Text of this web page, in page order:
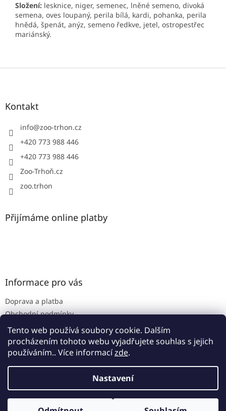
Tento web používá soubory cookie. Dalším
procházením tohoto webu vyjadřujete souhlas s jejich
používáním.. Více informacízde.
Nastavení
Složení: lesknice, niger, semenec, lněné semeno, divoká
semena, oves loupaný, perila bílá, kardi, pohanka, perila
hnědá, špenát, anýz, semeno ředkve, jetel, ostropestřec
mariánský.
Z
Kontakt
info@zoo-trhon.cz
+420 773 988 446
+420 773 988 446
Zoo-Trhoň.cz
zoo.trhon
Přijímáme online platby
Informace pro vás
Doprava a platba
Obchodní podmínky
Podmínky ochrany osobních údajů
Copyright 2026www.zoo-trhon.cz. Všechna práva